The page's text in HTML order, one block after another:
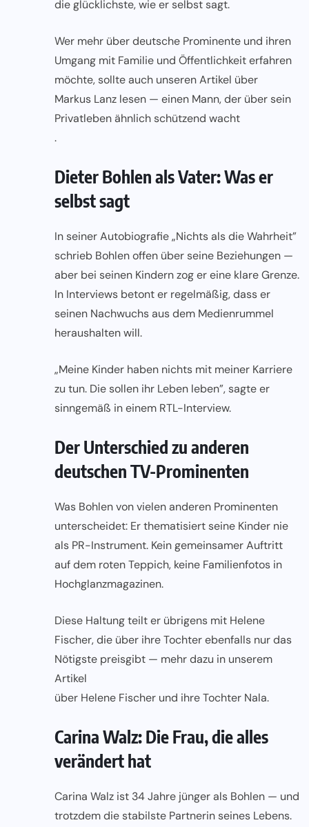
die glücklichste, wie er selbst sagt.
Wer mehr über deutsche Prominente und ihren
Umgang mit Familie und Öffentlichkeit erfahren
möchte, sollte auch unseren Artikel über
Markus Lanz lesen — einen Mann, der über sein
Privatleben ähnlich schützend wacht
.
Dieter Bohlen als Vater: Was er
selbst sagt
In seiner Autobiografie „Nichts als die Wahrheit”
schrieb Bohlen offen über seine Beziehungen —
aber bei seinen Kindern zog er eine klare Grenze.
In Interviews betont er regelmäßig, dass er
seinen Nachwuchs aus dem Medienrummel
heraushalten will.
„Meine Kinder haben nichts mit meiner Karriere
zu tun. Die sollen ihr Leben leben”, sagte er
sinngemäß in einem RTL-Interview.
Der Unterschied zu anderen
deutschen TV-Prominenten
Was Bohlen von vielen anderen Prominenten
unterscheidet: Er thematisiert seine Kinder nie
als PR-Instrument. Kein gemeinsamer Auftritt
auf dem roten Teppich, keine Familienfotos in
Hochglanzmagazinen.
Diese Haltung teilt er übrigens mit Helene
Fischer, die über ihre Tochter ebenfalls nur das
Nötigste preisgibt — mehr dazu in unserem
Artikel
über Helene Fischer und ihre Tochter Nala.
Carina Walz: Die Frau, die alles
verändert hat
Carina Walz ist 34 Jahre jünger als Bohlen — und
trotzdem die stabilste Partnerin seines Lebens.